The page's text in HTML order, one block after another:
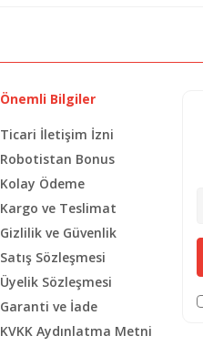
Önemli Bilgiler
Ticari İletişim İzni
Robotistan Bonus
Kolay Ödeme
Kargo ve Teslimat
Gizlilik ve Güvenlik
Satış Sözleşmesi
Üyelik Sözleşmesi
Garanti ve İade
KVKK Aydınlatma Metni